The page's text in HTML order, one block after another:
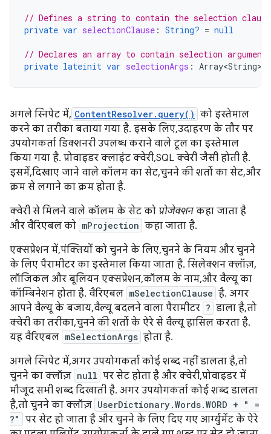
// Defines a string to contain the selection clause
private var selectionClause : String? = null
// Declares an array to contain selection arguments
private lateinit var selectionArgs : Array<String>
अगले स्निपेट में, ContentResolver.query() को इस्तेमाल
करने का तरीका बताया गया है. इसके लिए, उदाहरण के तौर पर
उपयोगकर्ता डिक्शनरी उपलब्ध कराने वाले टूल का इस्तेमाल
किया गया है. प्रोवाइडर क्लाइंट क्वेरी, SQL क्वेरी जैसी होती है.
इसमें, दिखाए जाने वाले कॉलम का सेट, चुनने की शर्तों का सेट, और
क्रम से लगाने का क्रम होता है.
क्वेरी से मिलने वाले कॉलम के सेट को प्रोजेक्शनकहा जाता है
और वैरिएबल को mProjection कहा जाता है.
एक्सप्रेशन में, पंक्तियों को चुनने के लिए, चुनने के नियम और चुनने
के लिए पैरामीटर का इस्तेमाल किया जाता है. सिलेक्शन क्लॉज़,
लॉजिकल और बूलियन एक्सप्रेशन, कॉलम के नाम, और वैल्यू का
कॉम्बिनेशन होता है. वैरिएबल mSelectionClause है. अगर
आपने वैल्यू के बजाय, वैल्यू बदलने वाला पैरामीटर ? डाला है, तो
क्वेरी का तरीका, चुनने की शर्तों के ऐरे से वैल्यू हासिल करता है.
यह वैरिएबल mSelectionArgs होता है.
अगले स्निपेट में, अगर उपयोगकर्ता कोई शब्द नहीं डालता है, तो
चुनने का क्लॉज़ null पर सेट होता है और क्वेरी, प्रोवाइडर में
मौजूद सभी शब्द दिखाती है. अगर उपयोगकर्ता कोई शब्द डालता
है, तो चुनने का क्लॉज़ UserDictionary.Words.WORD + " =
?"
पर सेट हो जाता है और चुनने के लिए दिए गए आर्ग्युमेंट के ऐरे